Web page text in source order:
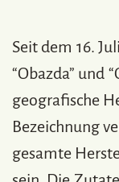
Seit dem 16.
“Obazda” und
geografische
Bezeichnung
gesamte